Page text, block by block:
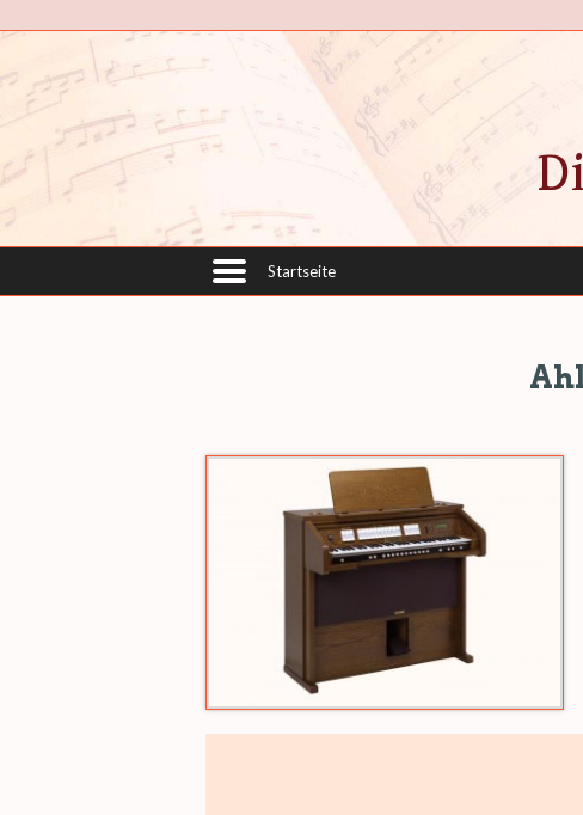
Startseite